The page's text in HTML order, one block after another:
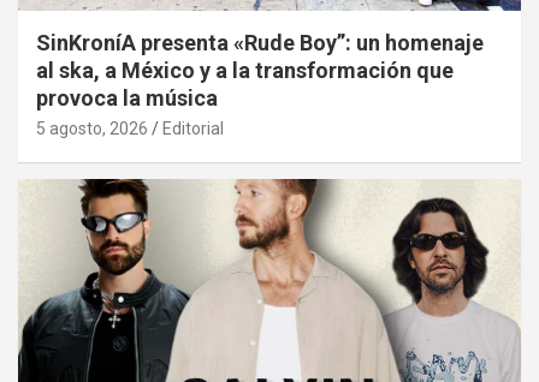
SinKroníA presenta «Rude Boy”: un homenaje
al ska, a México y a la transformación que
provoca la música
5 agosto, 2026 Editorial